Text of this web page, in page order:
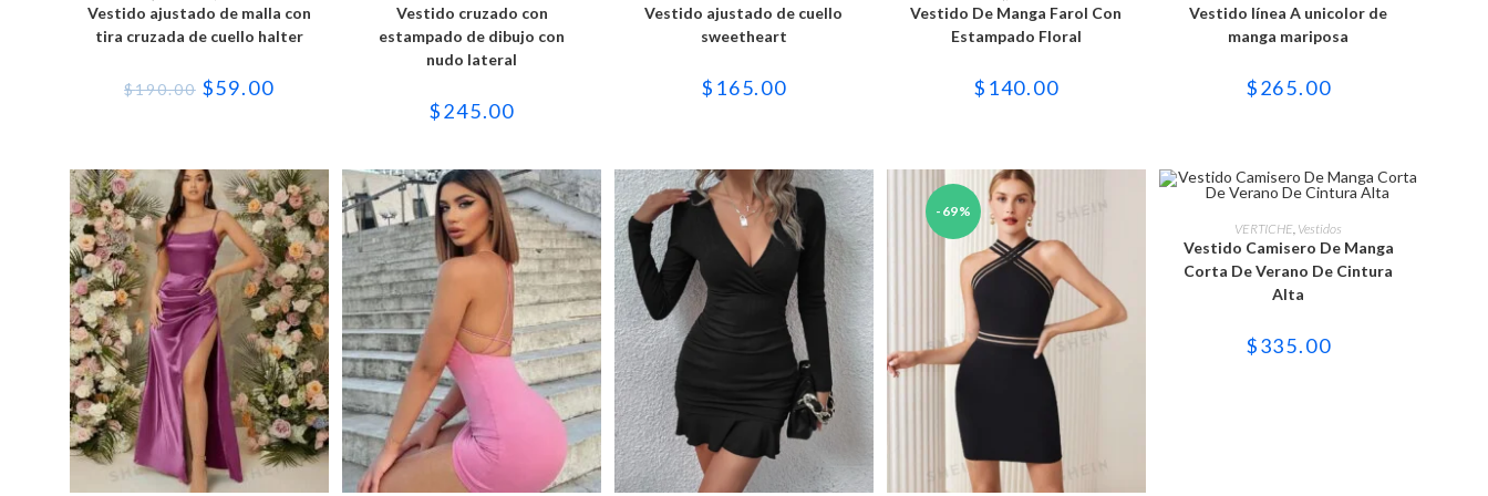
múltiples
variantes.
se
pueden
de
producto
Vestido ajustado de malla con
tira cruzada de cuello halter
$190.00 El
precio
$59.00El
múltiples
variantes.
opciones
elegir
de
producto
Vestido cruzado con
estampado de dibujo con
nudo lateral
$245.00
múltiples
variantes.
se
pueden
de
producto
Vestido ajustado de cuello
sweetheart
$ 165.00
múltiples
variantes.
se
pueden
de
producto
Vestido De Manga Farol Con
Estampado Floral
$ 140.00
múltiples
variantes.
se
pueden
de
producto
Vestido línea A unicolor de
manga mariposa
$265.00
-69%
SELECCIONAR OPCIONES
producto
tiene
múltiples
variantes.
opciones
elegir
VERTICHE, Vestidos
Vestido Camisero De Manga
Corta De Verano De Cintura
Alta
$335.00